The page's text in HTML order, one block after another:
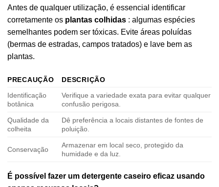
Antes de qualquer utilização, é essencial identificar
corretamente os plantas colhidas : algumas espécies
semelhantes podem ser tóxicas. Evite áreas poluídas
(bermas de estradas, campos tratados) e lave bem as
plantas.
PRECAUÇÃO
DESCRIÇÃO
Identificação
botânica
Verifique a variedade exata para evitar qualquer
confusão perigosa.
Qualidade da
colheita
Dê preferência a locais distantes de fontes de
poluição.
Conservação
Armazenar em local seco, protegido da
humidade e da luz.
É possível fazer um detergente caseiro eficaz usando